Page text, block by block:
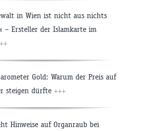
in Wien ist nicht aus nichts
– Ersteller der Islamkarte im
Gold: Warum der Preis auf
steigen dürfte +++
Hinweise auf Organraub bei